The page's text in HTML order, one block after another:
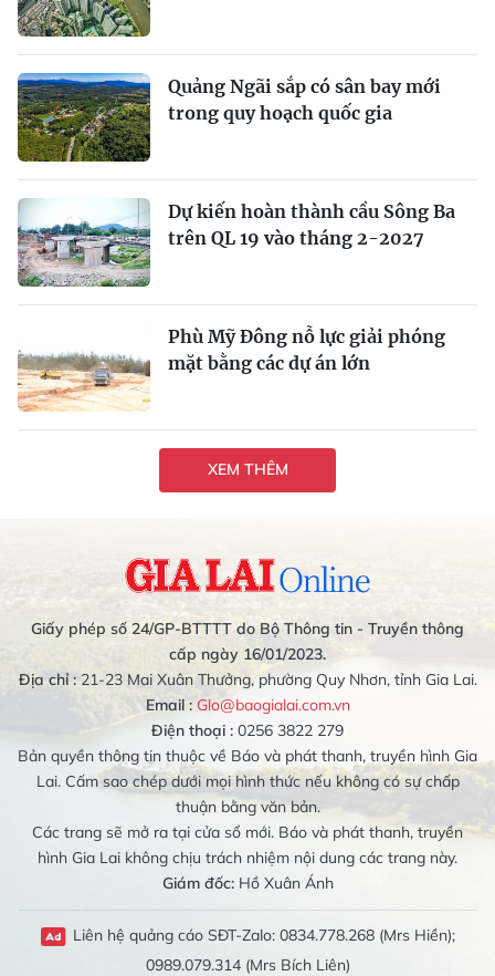
Quảng Ngãi sắp có sân bay mới
trong quy hoạch quốc gia
Dự kiến hoàn thành cầu Sông Ba
trên QL 19 vào tháng 2-2027
Phù Mỹ Đông nỗ lực giải phóng
mặt bằng các dự án lớn
XEM THÊM
Giấy phép số 24/GP-BTTTT do Bộ Thông tin - Truyền thông
cấp ngày 16/01/2023.
Địa chỉ :21-23 Mai Xuân Thưởng, phường Quy Nhơn, tỉnh Gia Lai.
Email : Glo@baogialai.com.vn
Điện thoại : 0256 3822 279
Bản quyền thông tin thuộc về Báo và phát thanh, truyền hình Gia
Lai. Cấm sao chép dưới mọi hình thức nếu không có sự chấp
thuận bằng văn bản.
Các trang sẽ mở ra tại cửa sổ mới. Báo và phát thanh, truyền
hình Gia Lai không chịu trách nhiệm nội dung các trang này.
Giám đốc:Hồ Xuân Ánh
Liên hệ quảng cáo SĐT-Zalo: 0834.778.268 (Mrs Hiền);
0989.079.314 (Mrs Bích Liên)